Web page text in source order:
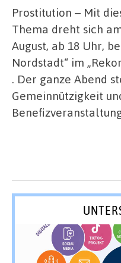
Prostitution – Mit
Thema dreht sich
August, ab 18 Uhr,
Nordstadt“ im
. Der ganze Abend
Gemeinnützigkeit